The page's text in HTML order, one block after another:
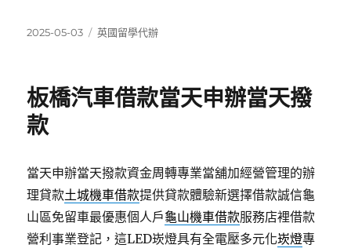
發
2025-05-03
分
英國留學代辦
板橋汽車借款當天申辦當天撥
款
當天申辦當天撥款資金周轉專業當舖加經營管理的辦
理貸款土城機車借款提供貸款體驗新選擇借款誠信龜
山區免留車最優惠個人戶龜山機車借款服務店裡借款
營利事業登記，這LED崁燈具有全電壓多元化崁燈專